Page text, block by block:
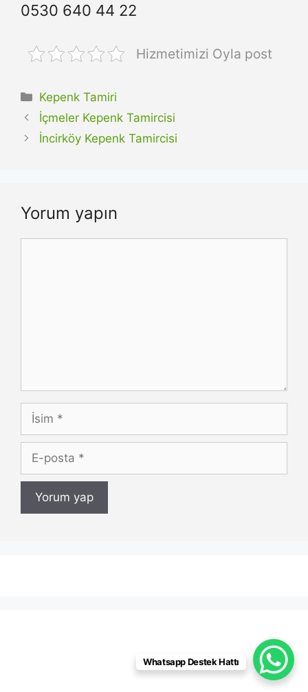
0530 640 44 22
Hizmetimizi Oyla post
Kategoriler
Kepenk Tamiri
İçmeler Kepenk Tamircisi
İncirköy Kepenk Tamircisi
Yorum yapın
İsim
posta
Whatsapp Destek Hattı